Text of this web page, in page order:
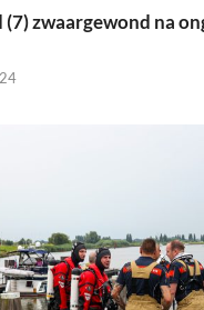
zwaargewond na